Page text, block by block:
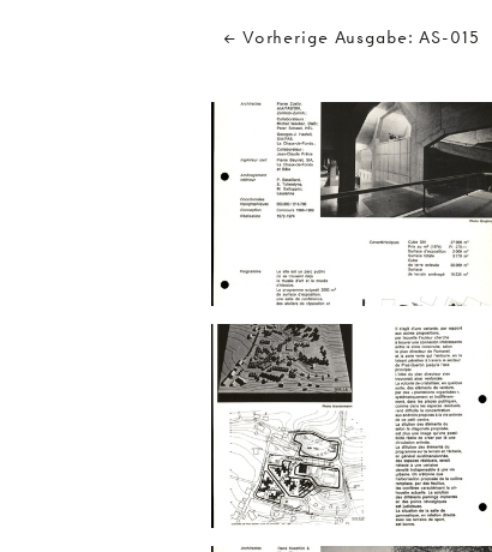
← Vorherige Ausgabe: AS-015